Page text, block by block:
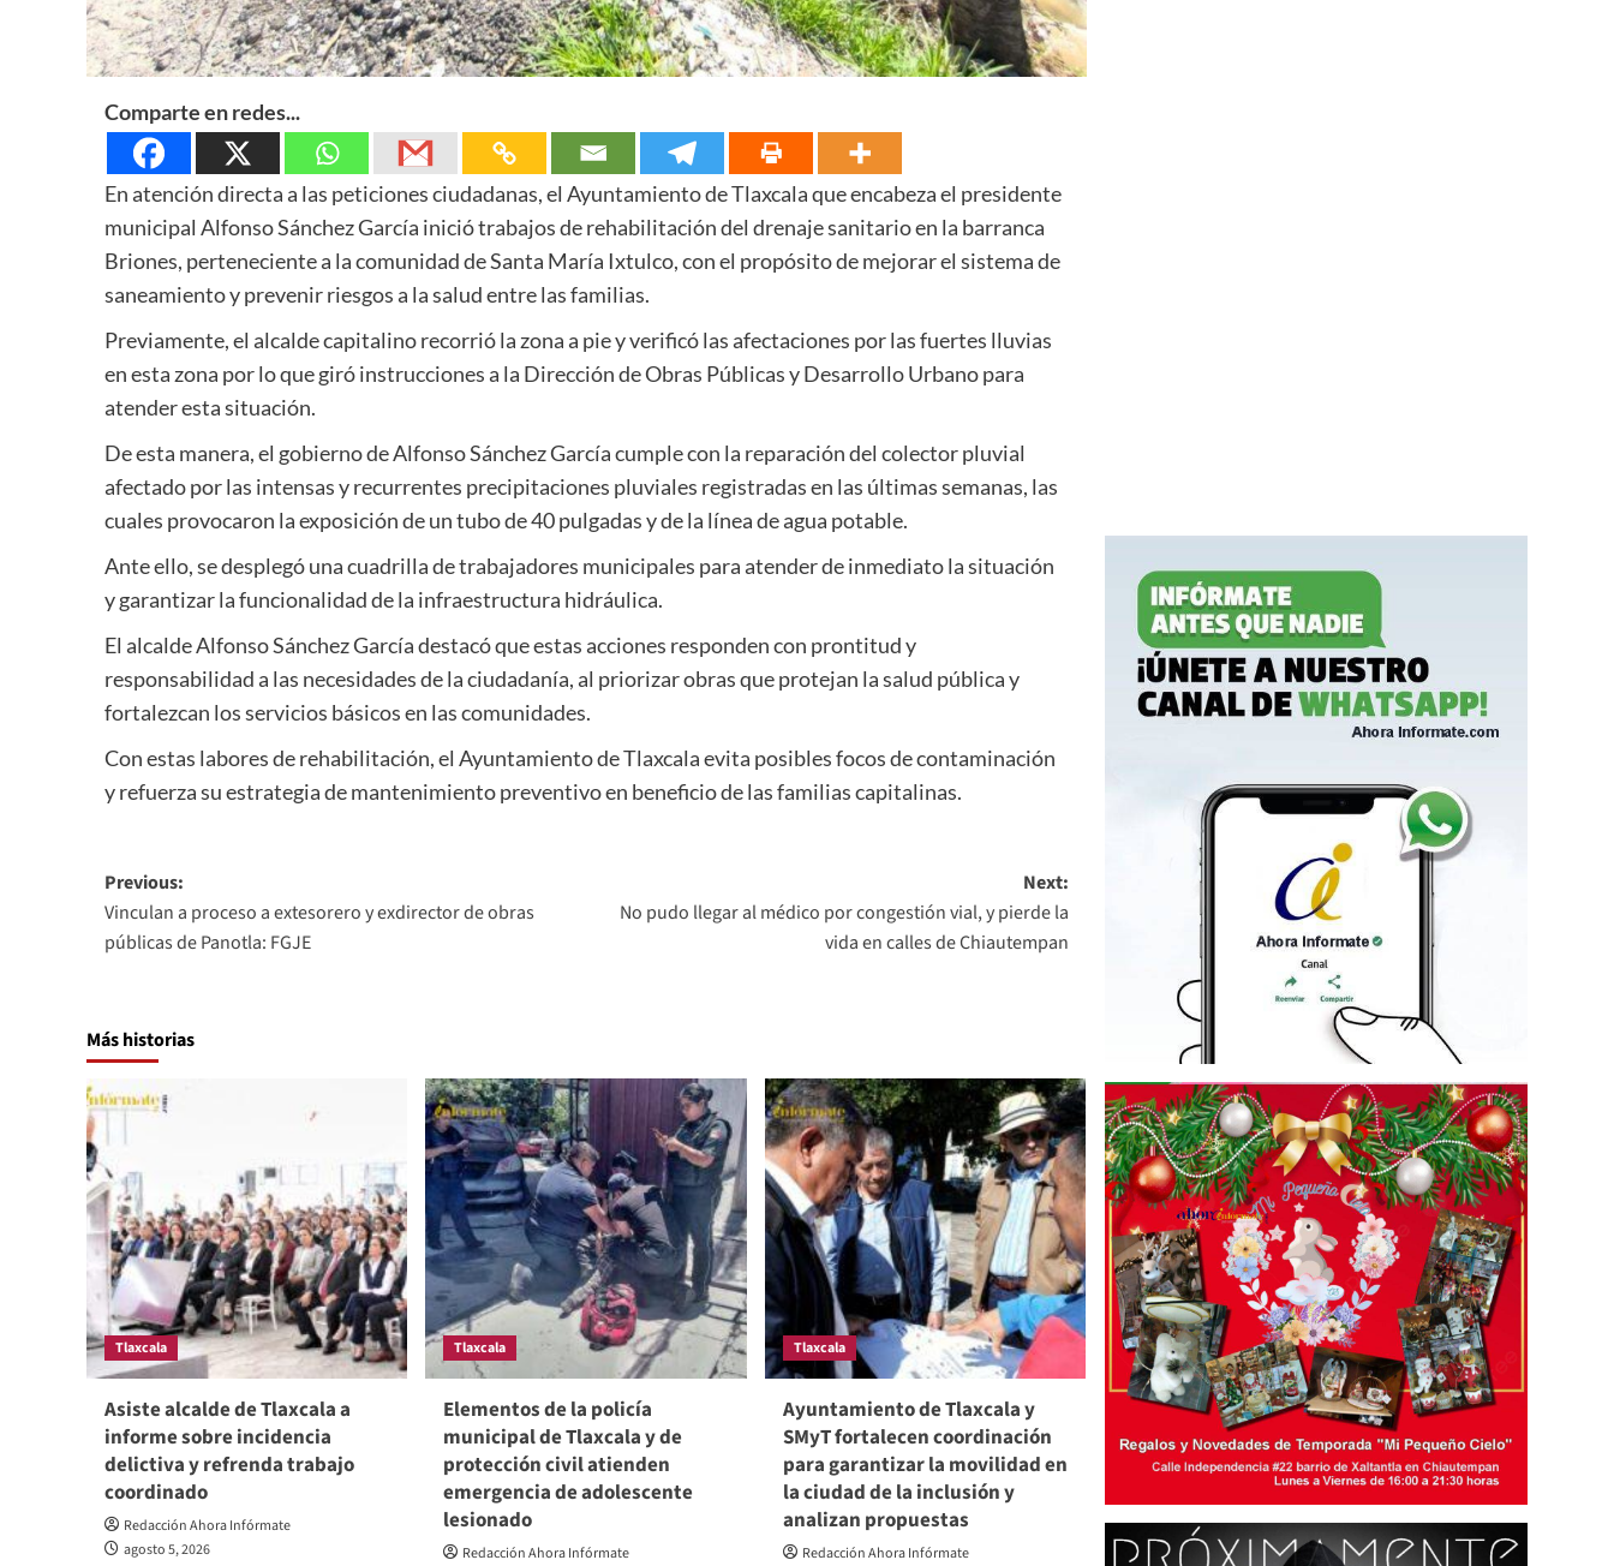
Comparte en redes...
En atención directa a las peticiones ciudadanas, el Ayuntamiento de Tlaxcala que encabeza el presidente
municipal Alfonso Sánchez García inició trabajos de rehabilitación del drenaje sanitario en la barranca
Briones, perteneciente a la comunidad de Santa María Ixtulco, con el propósito de mejorar el sistema de
saneamiento y prevenir riesgos a la salud entre las familias.
Previamente, el alcalde capitalino recorrió la zona a pie y verificó las afectaciones por las fuertes lluvias
en esta zona por lo que giró instrucciones a la Dirección de Obras Públicas y Desarrollo Urbano para
atender esta situación.
De esta manera, el gobierno de Alfonso Sánchez García cumple con la reparación del colector pluvial
afectado por las intensas y recurrentes precipitaciones pluviales registradas en las últimas semanas, las
cuales provocaron la exposición de un tubo de 40 pulgadas y de la línea de agua potable.
Ante ello, se desplegó una cuadrilla de trabajadores municipales para atender de inmediato la situación
y garantizar la funcionalidad de la infraestructura hidráulica.
El alcalde Alfonso Sánchez García destacó que estas acciones responden con prontitud y
responsabilidad a las necesidades de la ciudadanía, al priorizar obras que protejan la salud pública y
fortalezcan los servicios básicos en las comunidades.
Con estas labores de rehabilitación, el Ayuntamiento de Tlaxcala evita posibles focos de contaminación
y refuerza su estrategia de mantenimiento preventivo en beneficio de las familias capitalinas.
Post
navigation
Previous:
Vinculan a proceso a extesorero y exdirector de obras
públicas de Panotla: FGJE
Next:
No pudo llegar al médico por congestión vial, y pierde la
vida en calles de Chiautempan
Más historias
Tlaxcala
Asiste alcalde de Tlaxcala a
informe sobre incidencia
delictiva y refrenda trabajo
coordinado
Redacción Ahora Infórmate
agosto 5, 2026
Tlaxcala
Elementos de la policía
municipal de Tlaxcala y de
protección civil atienden
emergencia de adolescente
lesionado
Redacción Ahora Infórmate
Tlaxcala
Ayuntamiento de Tlaxcala y
SMyT fortalecen coordinación
para garantizar la movilidad en
la ciudad de la inclusión y
analizan propuestas
Redacción Ahora Infórmate